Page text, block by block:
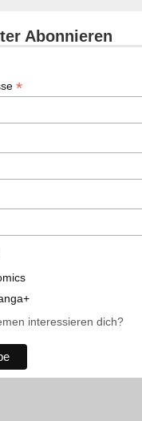
Abonnieren
*
interessieren dich?